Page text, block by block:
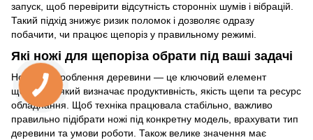
запуск, щоб перевірити відсутність сторонніх шумів і вібрацій.
Такий підхід знижує ризик поломок і дозволяє одразу
побачити, чи працює щепоріз у правильному режимі.
Які ножі для щепоріза обрати під ваші задачі
Ножі для дроблення деревини — це ключовий елемент
щепоріза, який визначає продуктивність, якість щепи та ресурс
обладнання. Щоб техніка працювала стабільно, важливо
правильно підібрати ножі під конкретну модель, врахувати тип
деревини та умови роботи. Також велике значення має